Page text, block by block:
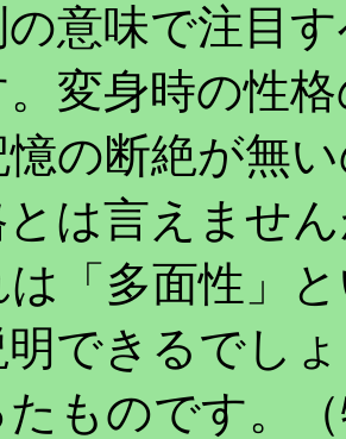
意味で注目
変身時の性
の断絶が無
は言えませ
「多面性」
できるでし
ものです。